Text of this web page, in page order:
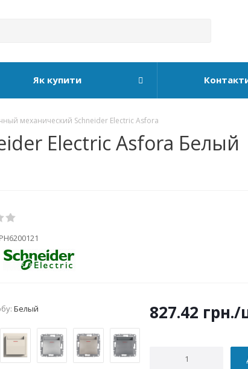
Як купити
механический Schneider Electric Asfora
Electric Asfora Белый
Белый 827.42 грн./